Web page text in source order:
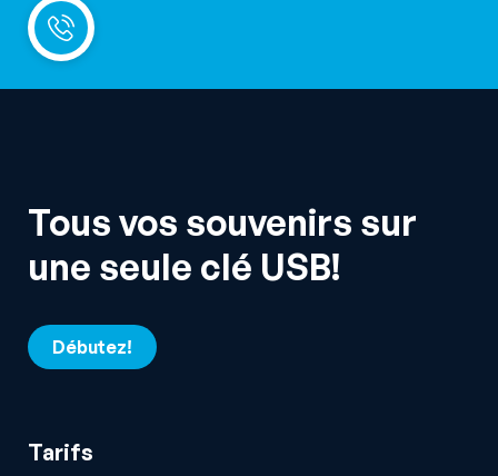
Tous vos souvenirs sur
une seule clé USB!
Débutez!
Tarifs